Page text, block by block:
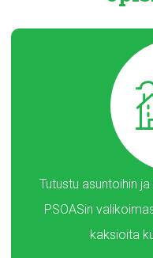
Tutustu asuntoihin
PSOASin
kaksioita